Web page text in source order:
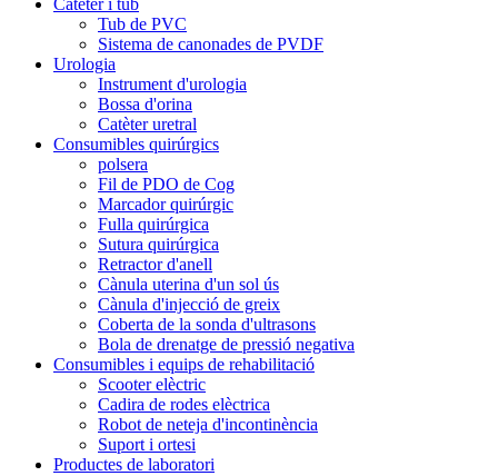
Tub de PVC
Sistema de canonades de PVDF
Urologia
Instrument d'urologia
Bossa d'orina
Catèter uretral
Consumibles quirúrgics
polsera
Fil de PDO de Cog
Marcador quirúrgic
Fulla quirúrgica
Sutura quirúrgica
Retractor d'anell
Cànula uterina d'un sol ús
Cànula d'injecció de greix
Coberta de la sonda d'ultrasons
Bola de drenatge de pressió negativa
Consumibles i equips de rehabilitació
Scooter elèctric
Cadira de rodes elèctrica
Robot de neteja d'incontinència
Suport i ortesi
Productes de laboratori